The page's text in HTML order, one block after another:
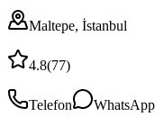
Maltepe, İstanbul
4.8(77)
Telefon
WhatsApp